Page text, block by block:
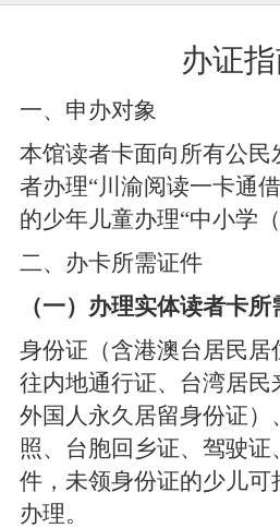
办证
一、申办对象
本馆读者卡面向所有公民
者办理“川渝阅读一卡通借
的少年儿童办理“中小学
二、办卡所需证件
（一）办理实体读者卡所
身份证（含港澳台居民居
往内地通行证、台湾居民
外国人永久居留身份证）
照、台胞回乡证、驾驶
件，未领身份证的少儿可
办理。